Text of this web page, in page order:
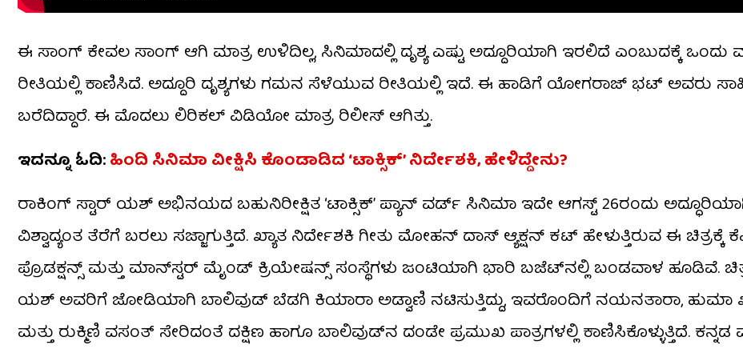
ಈ ಸಾಂಗ್ ಕೇವಲ ಸಾಂಗ್ ಆಗಿ ಮಾತ್ರ ಉಳಿದಿಲ್ಲ, ಸಿನಿಮಾದಲ್ಲಿ ದೃಶ್ಯ ಎಷ್ಟು ಅದ್ದೂರಿಯಾಗಿ ಇರಲಿದೆ ಎಂಬುದಕ್ಕೆ ಒಂದು
ರೀತಿಯಲ್ಲಿ ಕಾಣಿಸಿದೆ. ಅದ್ದೂರಿ ದೃಶ್ಯಗಳು ಗಮನ ಸೆಳೆಯುವ ರೀತಿಯಲ್ಲಿ ಇದೆ. ಈ ಹಾಡಿಗೆ ಯೋಗರಾಜ್​ ಭಟ್ ಅವರು
ಬರೆದಿದ್ದಾರೆ. ಈ ಮೊದಲು ಲಿರಿಕಲ್ ವಿಡಿಯೋ ಮಾತ್ರ ರಿಲೀಸ್ ಆಗಿತ್ತು.
ಇದನ್ನೂ ಓದಿ:ಹಿಂದಿ ಸಿನಿಮಾ ವೀಕ್ಷಿಸಿ ಕೊಂಡಾಡಿದ ‘ಟಾಕ್ಸಿಕ್’ ನಿರ್ದೇಶಕಿ, ಹೇಳಿದ್ದೇನು?
ರಾಕಿಂಗ್ ಸ್ಟಾರ್ ಯಶ್ ಅಭಿನಯದ ಬಹುನಿರೀಕ್ಷಿತ ‘ಟಾಕ್ಸಿಕ್’ ಪ್ಯಾನ್ ವರ್ಡ್​ ಸಿನಿಮಾ ಇದೇ ಆಗಸ್ಟ್ 26ರಂದು
ವಿಶ್ವಾದ್ಯಂತ ತೆರೆಗೆ ಬರಲು ಸಜ್ಜಾಗುತ್ತಿದೆ. ಖ್ಯಾತ ನಿರ್ದೇಶಕಿ ಗೀತು ಮೋಹನ್ ದಾಸ್ ಆ್ಯಕ್ಷನ್ ಕಟ್ ಹೇಳುತ್ತಿರುವ ಈ ಚಿತ್ರಕ್ಕೆ
ಪ್ರೊಡಕ್ಷನ್ಸ್ ಮತ್ತು ಮಾನ್‌ಸ್ಟರ್ ಮೈಂಡ್ ಕ್ರಿಯೇಷನ್ಸ್ ಸಂಸ್ಥೆಗಳು ಜಂಟಿಯಾಗಿ ಭಾರಿ ಬಜೆಟ್‌ನಲ್ಲಿ ಬಂಡವಾಳ ಹೂಡಿವೆ.
ಯಶ್ ಅವರಿಗೆ ಜೋಡಿಯಾಗಿ ಬಾಲಿವುಡ್ ಬೆಡಗಿ ಕಿಯಾರಾ ಅಡ್ವಾಣಿ ನಟಿಸುತ್ತಿದ್ದು, ಇವರೊಂದಿಗೆ ನಯನತಾರಾ, ಹುಮಾ
ಮತ್ತು ರುಕ್ಮಿಣಿ ವಸಂತ್ ಸೇರಿದಂತೆ ದಕ್ಷಿಣ ಹಾಗೂ ಬಾಲಿವುಡ್‌ನ ದಂಡೇ ಪ್ರಮುಖ ಪಾತ್ರಗಳಲ್ಲಿ ಕಾಣಿಸಿಕೊಳ್ಳುತ್ತಿದೆ. ಕನ್ನಡ